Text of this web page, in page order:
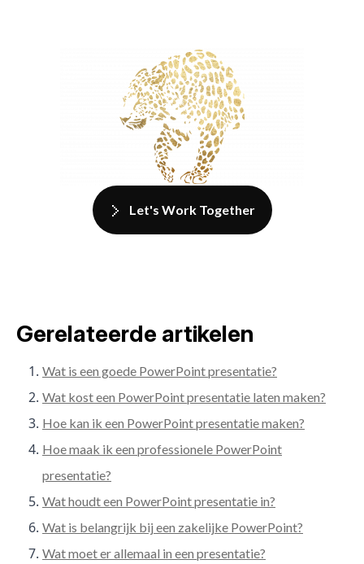
Let's Work Together
Gerelateerde artikelen
Wat is een goede PowerPoint presentatie?
Wat kost een PowerPoint presentatie laten maken?
Hoe kan ik een PowerPoint presentatie maken?
Hoe maak ik een professionele PowerPoint
presentatie?
Wat houdt een PowerPoint presentatie in?
Wat is belangrijk bij een zakelijke PowerPoint?
Wat moet er allemaal in een presentatie?